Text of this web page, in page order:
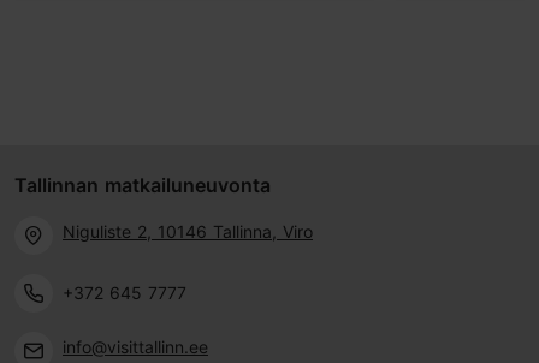
Tallinnan matkailuneuvonta
Niguliste 2, 10146 Tallinna, Viro
+372 645 7777
info@visittallinn.ee